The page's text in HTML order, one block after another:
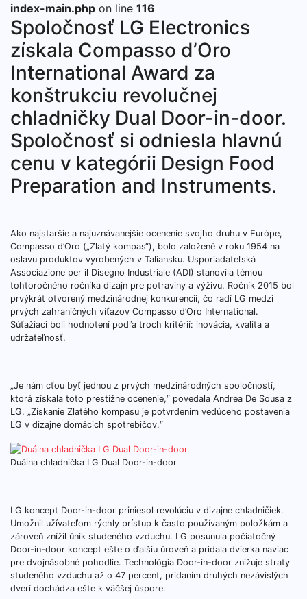
index-main.php on line 116
Spoločnosť LG Electronics
získala Compasso d’Oro
International Award za
konštrukciu revolučnej
chladničky Dual Door-in-door.
Spoločnosť si odniesla hlavnú
cenu v kategórii Design Food
Preparation and Instruments.
Ako najstaršie a najuznávanejšie ocenenie svojho druhu v Európe,
Compasso d’Oro („Zlatý kompas“), bolo založené v roku 1954 na
oslavu produktov vyrobených v Taliansku. Usporiadateľská
Associazione per il Disegno Industriale (ADI) stanovila témou
tohtoročného ročníka dizajn pre potraviny a výživu. Ročník 2015 bol
prvýkrát otvorený medzinárodnej konkurencii, čo radí LG medzi
prvých zahraničných víťazov Compasso d’Oro International.
Súťažiaci boli hodnotení podľa troch kritérií: inovácia, kvalita a
udržateľnosť.
„Je nám cťou byť jednou z prvých medzinárodných spoločností,
ktorá získala toto prestížne ocenenie,“ povedala Andrea De Sousa z
LG. „Získanie Zlatého kompasu je potvrdením vedúceho postavenia
LG v dizajne domácich spotrebičov.“
Duálna chladnička LG Dual Door-in-door
LG koncept Door-in-door priniesol revolúciu v dizajne chladničiek.
Umožnil užívateľom rýchly prístup k často používaným položkám a
zároveň znížil únik studeného vzduchu. LG posunula počiatočný
Door-in-door koncept ešte o ďalšiu úroveň a pridala dvierka naviac
pre dvojnásobné pohodlie. Technológia Door-in-door znižuje straty
studeného vzduchu až o 47 percent, pridaním druhých nezávislých
dverí dochádza ešte k väčšej úspore.